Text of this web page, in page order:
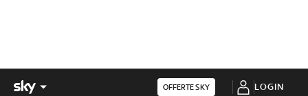
OFFERTE SKY LOGIN